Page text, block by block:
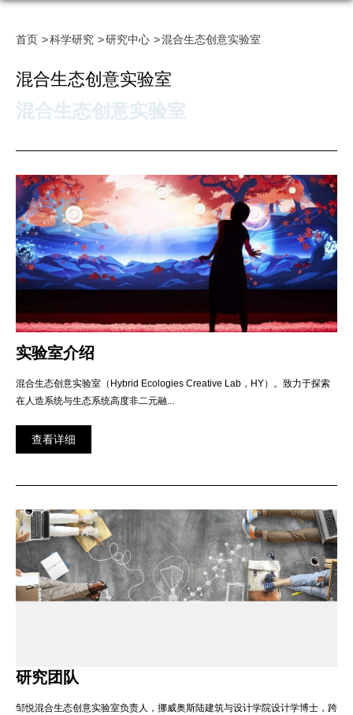
首页 科学研究 研究中心 混合生态创意实验室
混合生态创意实验室
混合生态创意实验室
实验室介绍
混合生态创意实验室（Hybrid Ecologies Creative Lab，HY）。致力于探索
在人造系统与生态系统高度非二元融...
查看详细
研究团队
邹悦混合生态创意实验室负责人，挪威奥斯陆建筑与设计学院设计学博士，跨